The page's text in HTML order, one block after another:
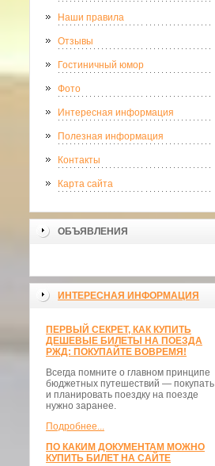
Наши правила
Отзывы
Гостиничный юмор
Фото
Интересная информация
Полезная информация
Контакты
Карта сайта
ОБЪЯВЛЕНИЯ
ИНТЕРЕСНАЯ ИНФОРМАЦИЯ
ПЕРВЫЙ СЕКРЕТ, КАК КУПИТЬ
ДЕШЕВЫЕ БИЛЕТЫ НА ПОЕЗДА
РЖД: ПОКУПАЙТЕ ВОВРЕМЯ!
Всегда помните о главном принципе
бюджетных путешествий — покупать
и планировать поездку на поезде
нужно заранее.
Подробнее...
ПО КАКИМ ДОКУМЕНТАМ МОЖНО
КУПИТЬ БИЛЕТ НА САЙТЕ